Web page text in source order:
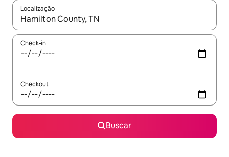
Localização
Quando os resultados estiverem disponíveis, explore-os
Check-in
Checkout
Buscar